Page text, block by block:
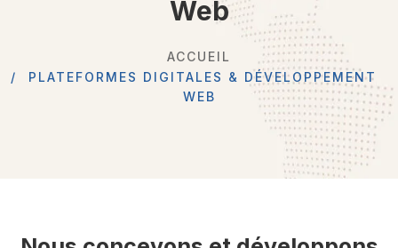
Web
ACCUEIL
PLATEFORMES DIGITALES & DÉVELOPPEMENT
WEB